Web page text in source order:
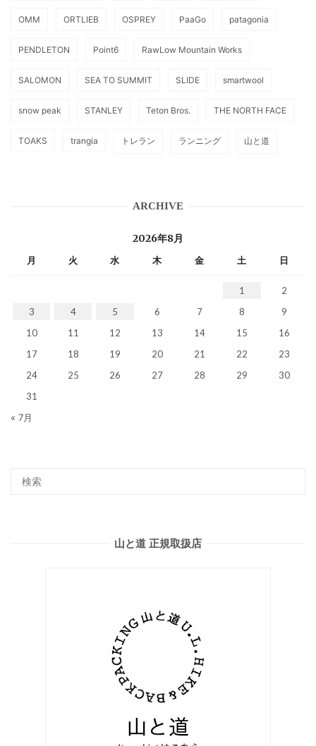
OMM ORTLIEB OSPREY PaaGo patagonia
PENDLETON Point6 RawLow Mountain Works
SALOMON SEA TO SUMMIT SLIDE smartwool
snow peak STANLEY Teton Bros. THE NORTH FACE
TOAKS trangia トレラン ランニング 山と道
ARCHIVE
2026年8月
月 火 水 木 金 土 日
1
2
3
4 5 6 7 8
9
10
11 12 13 14 15
16
17
18 19 20 21 22
23
24
25 26 27 28 29
30
31
« 7月
山と道 正規取扱店